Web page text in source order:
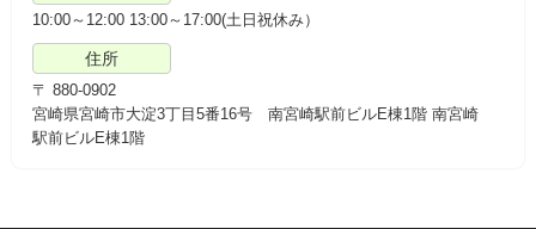
10:00～12:00 13:00～17:00(土日祝休み）
住所
〒 880-0902
宮崎県宮崎市大淀3丁目5番16号 南宮崎駅前ビルE棟1階 南宮崎
駅前ビルE棟1階